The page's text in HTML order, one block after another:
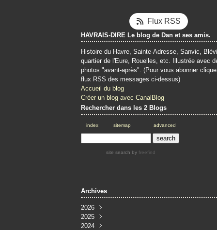
Flux RSS
HAVRAIS-DIRE Le blog de Dan et ses amis.
Histoire du Havre, Sainte-Adresse, Sanvic,
quartier de l'Eure, Rouelles, etc. Illustrée avec
photos "avant-après". (Pour vous abonner
flux RSS des messages ci-dessus)
Accueil du blog
Créer un blog avec CanalBlog
Rechercher dans les 2 Blogs
index sitemap advanced
site search by freefind
Archives
2026
Juin
Mai(4)
2025
Décembre
2024